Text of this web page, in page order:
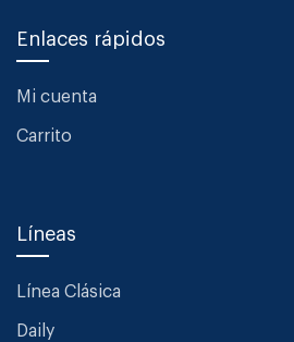
Enlaces rápidos
Mi cuenta
Carrito
Líneas
Línea Clásica
Daily